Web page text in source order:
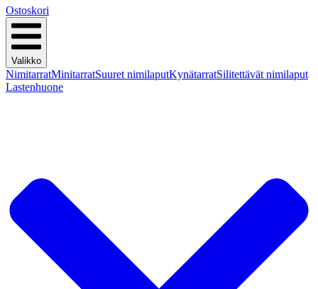
Ostoskori
Valikko
NimitarratMinitarratSuuret nimilaputKynätarratSilitettävät nimilaput
Lastenhuone